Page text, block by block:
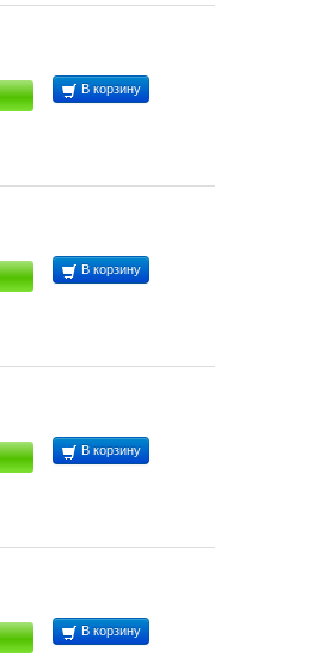
В корзину
В корзину
В корзину
В корзину